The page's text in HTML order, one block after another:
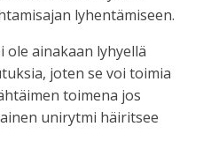
lyhentämiseen.
ainakaan lyhyellä
joten se voi toimia
toimena jos
unirytmi häiritsee